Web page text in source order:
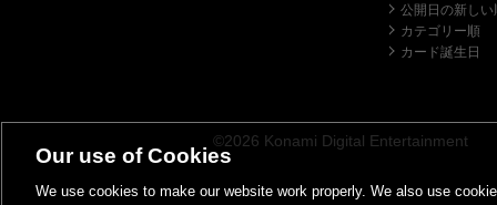
公開日の新しい
カテゴリー順
カード誕生日
©2026 Konami Digital Entertainment
Our use of Cookies
We use cookies to make our website work properly. We also use